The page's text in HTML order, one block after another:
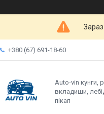
+380 (67) 691-18-60
Auto-vin кунги,
вкладиши,
пікап